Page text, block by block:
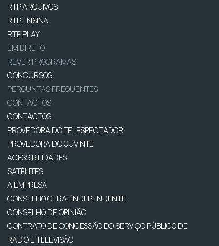
RTP ARQUIVOS
RTP ENSINA
RTP PLAY
EM DIRETO
REVER PROGRAMAS
CONCURSOS
PERGUNTAS FREQUENTES
CONTACTOS
CONTACTOS
PROVEDORA DO TELESPECTADOR
PROVEDORA DO OUVINTE
ACESSIBILIDADES
SATÉLITES
A EMPRESA
CONSELHO GERAL INDEPENDENTE
CONSELHO DE OPINIÃO
CONTRATO DE CONCESSÃO DO SERVIÇO PÚBLICO DE
RÁDIO E TELEVISÃO